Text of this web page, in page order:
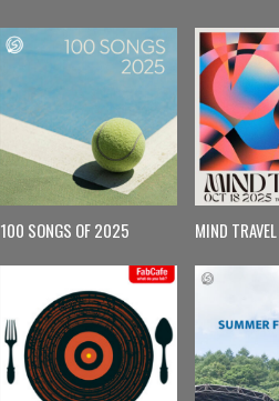
100 SONGS OF 2025 MIND TRAVEL